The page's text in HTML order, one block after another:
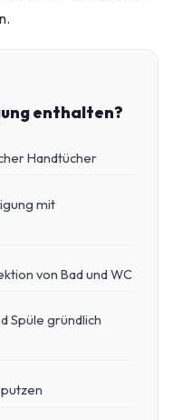
enthalten?
Handtücher
mit
von Bad und WC
Spüle gründlich